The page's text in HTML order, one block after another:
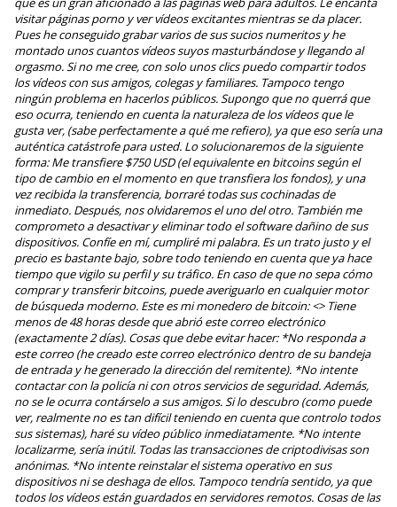
visitar páginas porno y ver vídeos excitantes mientras se da placer.
Pues he conseguido grabar varios de sus sucios numeritos y he
montado unos cuantos vídeos suyos masturbándose y llegando al
orgasmo. Si no me cree, con solo unos clics puedo compartir todos
los vídeos con sus amigos, colegas y familiares. Tampoco tengo
ningún problema en hacerlos públicos. Supongo que no querrá que
eso ocurra, teniendo en cuenta la naturaleza de los vídeos que le
gusta ver, (sabe perfectamente a qué me refiero), ya que eso sería una
auténtica catástrofe para usted. Lo solucionaremos de la siguiente
forma: Me transfiere $750 USD (el equivalente en bitcoins según el
tipo de cambio en el momento en que transfiera los fondos), y una
vez recibida la transferencia, borraré todas sus cochinadas de
inmediato. Después, nos olvidaremos el uno del otro. También me
comprometo a desactivar y eliminar todo el software dañino de sus
dispositivos. Confíe en mí, cumpliré mi palabra. Es un trato justo y el
precio es bastante bajo, sobre todo teniendo en cuenta que ya hace
tiempo que vigilo su perfil y su tráfico. En caso de que no sepa cómo
comprar y transferir bitcoins, puede averiguarlo en cualquier motor
de búsqueda moderno. Este es mi monedero de bitcoin: <> Tiene
menos de 48 horas desde que abrió este correo electrónico
(exactamente 2 días). Cosas que debe evitar hacer: *No responda a
este correo (he creado este correo electrónico dentro de su bandeja
de entrada y he generado la dirección del remitente). *No intente
contactar con la policía ni con otros servicios de seguridad. Además,
no se le ocurra contárselo a sus amigos. Si lo descubro (como puede
ver, realmente no es tan difícil teniendo en cuenta que controlo todos
sus sistemas), haré su vídeo público inmediatamente. *No intente
localizarme, sería inútil. Todas las transacciones de criptodivisas son
anónimas. *No intente reinstalar el sistema operativo en sus
dispositivos ni se deshaga de ellos. Tampoco tendría sentido, ya que
todos los vídeos están guardados en servidores remotos. Cosas de las